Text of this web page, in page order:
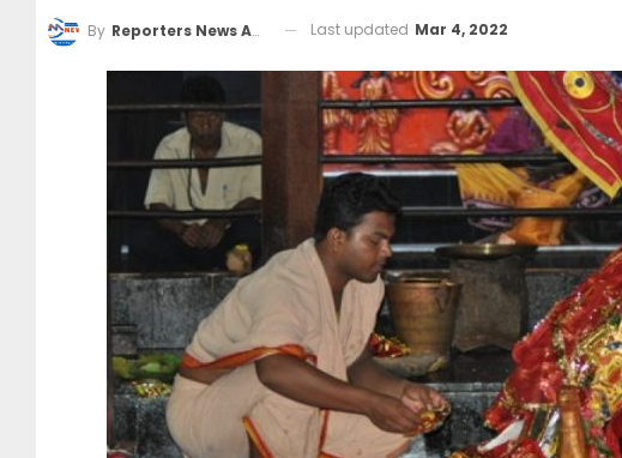
By Reporters News Agency Last updated Mar 4, 2022